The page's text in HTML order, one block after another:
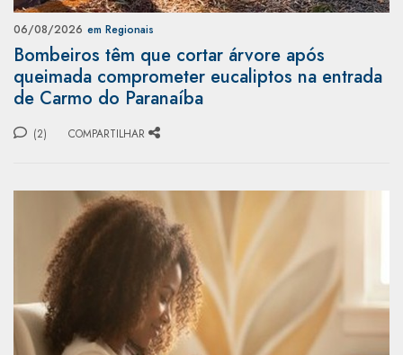
06/08/2026 em Regionais
Bombeiros têm que cortar árvore após
queimada comprometer eucaliptos na entrada
de Carmo do Paranaíba
(2) COMPARTILHAR